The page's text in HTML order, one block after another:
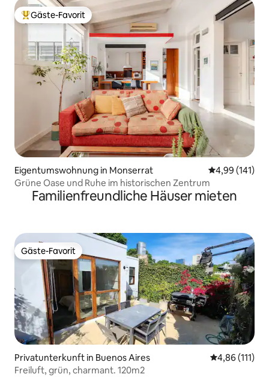
Beliebter Gäste-Favorit.
Gäste-Favorit
Eigentumswohnung in Monserrat
4,99 (141)
Grüne Oase und Ruhe im historischen Zentrum
Familienfreundliche Häuser mieten
Gäste-Favorit
Gäste-Favorit
Privatunterkunft in Buenos Aires
4,86 (111)
Freiluft, grün, charmant. 120m2